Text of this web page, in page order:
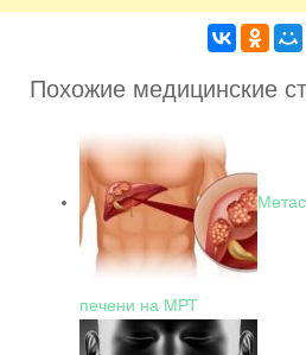
Похожие медицинские
печени на МРТ